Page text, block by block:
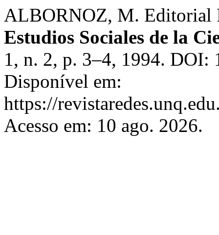
ALBORNOZ, M. Editorial
Estudios Sociales de la
1, n. 2, p. 3–4, 1994. DOI:
Disponível em:
https://
Acesso em: 10 ago. 2026.